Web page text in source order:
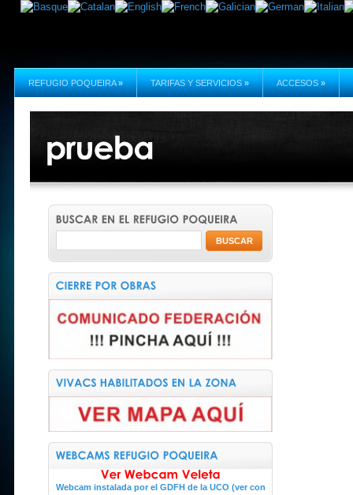
REFUGIO POQUEIRA » TARIFAS Y SERVICIOS » ACCESOS »
Webcam instalada por el GDFH de la UCO (ver con